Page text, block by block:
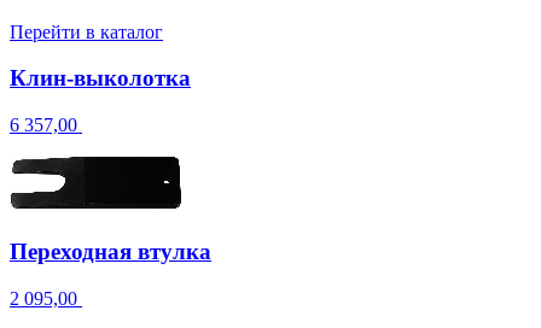
Перейти в каталог
Клин-выколотка
6 357,00
Переходная втулка
2 095,00